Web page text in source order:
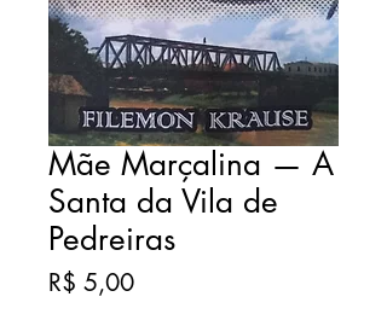
Mãe Marçalina — A
Santa da Vila de
Pedreiras
R$ 5,00Preço